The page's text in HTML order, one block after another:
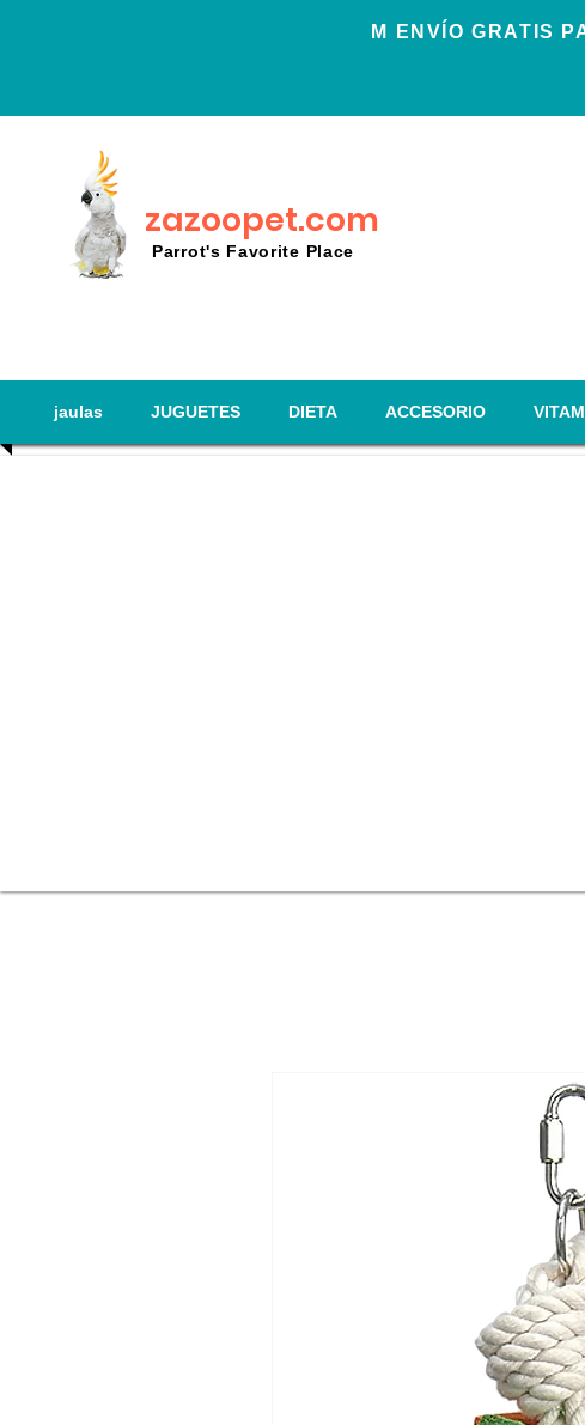
Μ ENVÍO GRATIS
zazoopet.com
Parrot's Favorite Place
jaulas JUGUETES DIETA ACCESORIO